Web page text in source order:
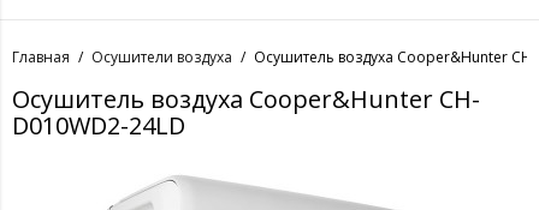
Главная Осушители воздуха Осушитель воздуха Cooper&Hunter
Осушитель воздуха Cooper&Hunter CH-
D010WD2-24LD